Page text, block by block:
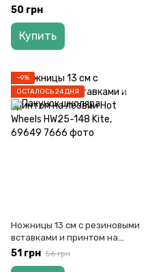
50 грн
Купить
−9%
ОСТАЛОСЬ 24 ДНЯ
Ножницы 13 см с резиновыми
вставками и принтом на
лезвии Hot Wheels HW25-148
51 грн 56 грн